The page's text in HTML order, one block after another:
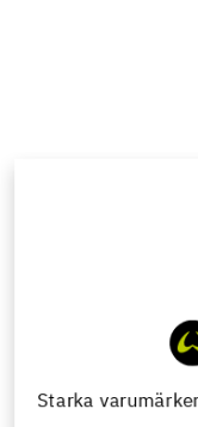
ett starkt hantverk